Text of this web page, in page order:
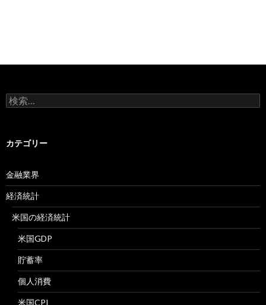
検
索:
カテゴリー
金融業界
経済統計
米国の経済統計
米国GDP
貯蓄率
個人消費
米国CPI